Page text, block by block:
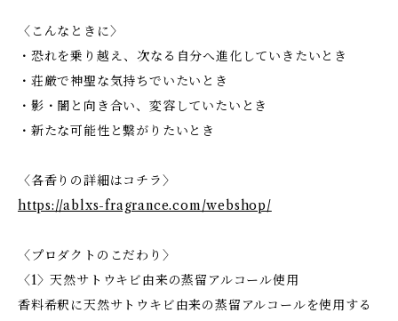
〈こんなときに〉
・恐れを乗り越え、次なる自分へ進化していきたいとき
・荘厳で神聖な気持ちでいたいとき
・影・闇と向き合い、変容していたいとき
・新たな可能性と繋がりたいとき
〈各香りの詳細はコチラ〉
https://ablxs-fragrance.com/webshop/
〈プロダクトのこだわり〉
〈1〉天然サトウキビ由来の蒸留アルコール使用
香料希釈に天然サトウキビ由来の蒸留アルコールを使用する